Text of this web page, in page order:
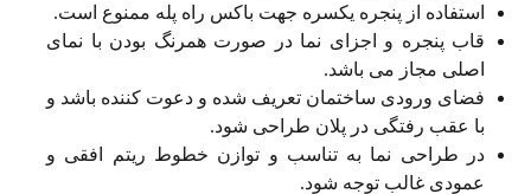
استفاده از پنجره یکسره جهت باکس راه پله ممنوع است.
قاب پنجره و اجزای نما در صورت همرنگ بودن با نمای
اصلی مجاز می باشد.
فضای ورودی ساختمان تعریف شده و دعوت کننده باشد و
با عقب رفتگی در پلان طراحی شود.
در طراحی نما به تناسب و توازن خطوط ریتم افقی و
عمودی غالب توجه شود.